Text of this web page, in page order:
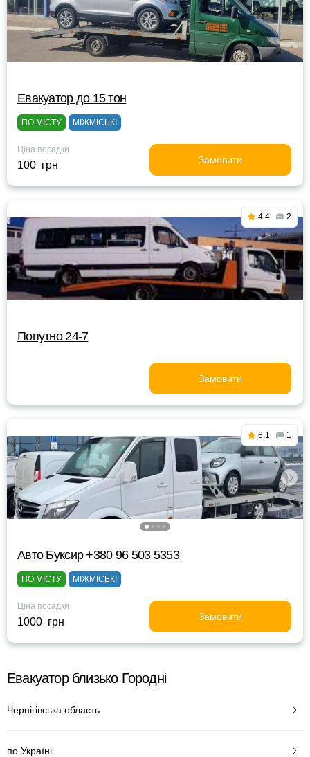
Евакуатор до 15 тон
ПО МІСТУ МІЖМІСЬКІ
Ціна посадки
100 грн Замовити
4.4 2
Попутно 24-7
Замовити
6.1 1
Авто Буксир +380 96 503 5353
ПО МІСТУ МІЖМІСЬКІ
Ціна посадки
1000 грн Замовити
Евакуатор близько Городні
Чернігівська область
по Україні